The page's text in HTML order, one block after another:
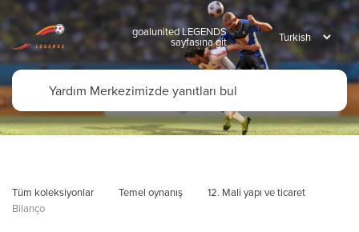
goalunited LEGENDS
sayfasına git
Tüm koleksiyonlar Temel oynanış
12. Mali yapı ve ticaret
Bilanço